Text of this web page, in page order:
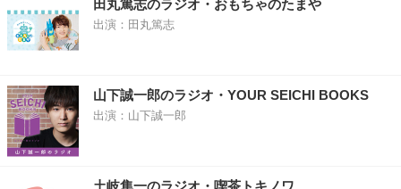
田丸篤志のラジオ・おもちゃのたまや
出演：田丸篤志
山下誠一郎のラジオ・YOUR SEICHI BOOKS
出演：山下誠一郎